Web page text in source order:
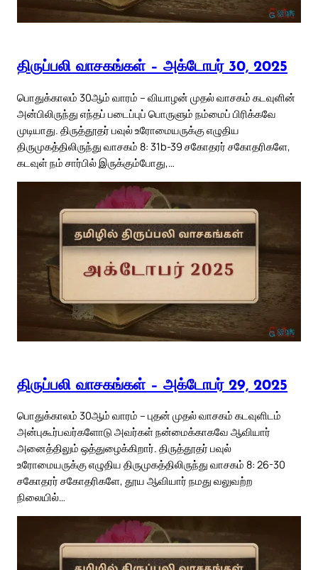
திருப்பலி வாசகங்கள் – அக்டோபர் 30, 2025
பொதுக்காலம் 30ஆம் வாரம் – வியாழன் முதல் வாசகம் கடவுளின்
அன்பிலிருந்து எந்தப் படைப்புப் பொருளும் நம்மைப் பிரிக்கவே
முடியாது. திருத்தூதர் பவுல் உரோமையருக்கு எழுதிய
திருமுகத்திலிருந்து வாசகம் 8: 31b-39 சகோதரர் சகோதரிகளே,
கடவுள் நம் சார்பில் இருக்கும்போது,…
திருப்பலி வாசகங்கள் – அக்டோபர் 29, 2025
பொதுக்காலம் 30ஆம் வாரம் – புதன் முதல் வாசகம் கடவுளிடம்
அன்புகூர்பவர்களோடு அவர்கள் நன்மைக்காகவே ஆவியார்
அனைத்திலும் ஒத்துழைக்கிறார். திருத்தூதர் பவுல்
உரோமையருக்கு எழுதிய திருமுகத்திலிருந்து வாசகம் 8: 26-30
சகோதரர் சகோதரிகளே, தூய ஆவியார் நமது வலுவற்ற
நிலையில்…